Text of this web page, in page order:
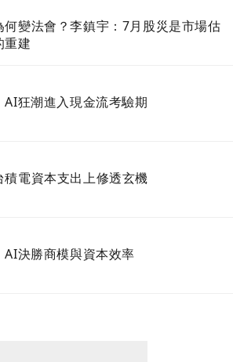
何變法會？李鎮宇：7月股災是市場估
重建
AI狂潮進入現金流考驗期
積電資本支出上修透玄機
AI決勝商模與資本效率